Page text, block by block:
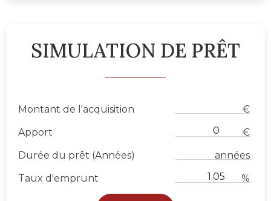
SIMULATION DE PRÊT
Montant de l'acquisition
€
Apport
€
Durée du prêt (Années)
années
Taux d'emprunt
%